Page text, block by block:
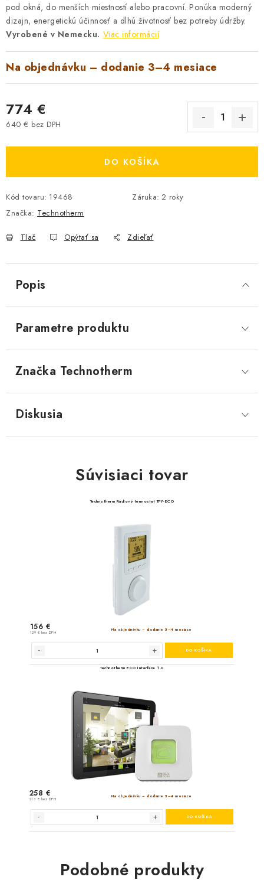
KONTAKTY
Obchodné podmienky
Zásady ochrany osobných údajov
pod okná, do menších miestností alebo pracovní. Ponúka moderný
dizajn, energetickú účinnosť a dlhú životnosť bez potreby údržby.
Vyrobené v Nemecku. Viac informácií
Na objednávku – dodanie 3–4 mesiace
774 €
640 € bez DPH
DO KOŠÍKA
Kód tovaru: 19468 Záruka: 2 roky
Značka: Technotherm
Tlač Opýtať sa Zdieľať
Popis
Parametre produktu
Značka Technotherm
Diskusia
Súvisiaci tovar
Podobné produkty